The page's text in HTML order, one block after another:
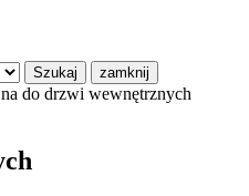
Szukaj zamknij
do drzwi wewnętrznych